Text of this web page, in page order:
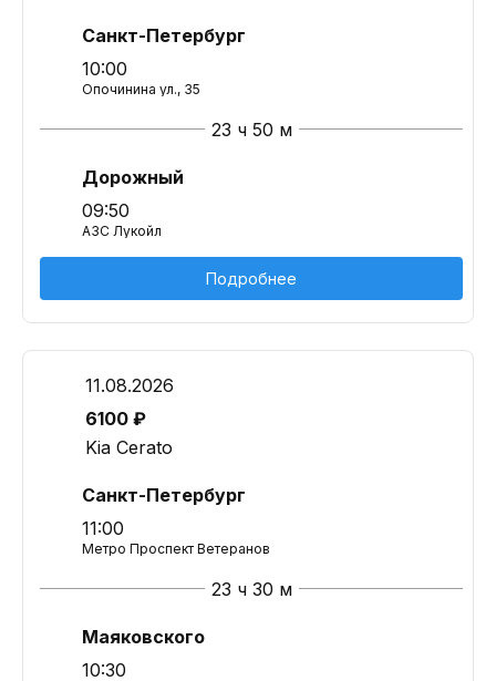
Санкт-Петербург
10:00
Опочинина ул., 35
23 ч 50 м
Дорожный
09:50
АЗС Лукойл
Подробнее
11.08.2026
6100 ₽
Kia Cerato
Санкт-Петербург
11:00
Метро Проспект Ветеранов
23 ч 30 м
Маяковского
10:30